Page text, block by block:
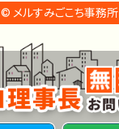
© メルすみごこち事務所